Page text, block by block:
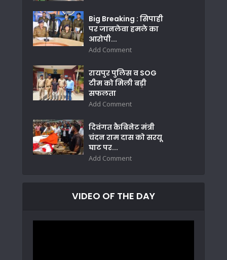
Big Breaking : सिपाही
पर जानलेवा हमले का
आरोपी...
Add Comment
रायपुर पुलिस व SOG
टीम को मिली बड़ी
सफलता
Add Comment
दिवंगत कैबिनेट मंत्री
चंदन राम दास को सरयू
घाट पर...
Add Comment
VIDEO OF THE DAY